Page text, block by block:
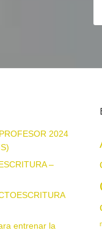
2024
–
entrenar la